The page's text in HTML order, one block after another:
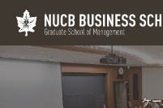
ケ